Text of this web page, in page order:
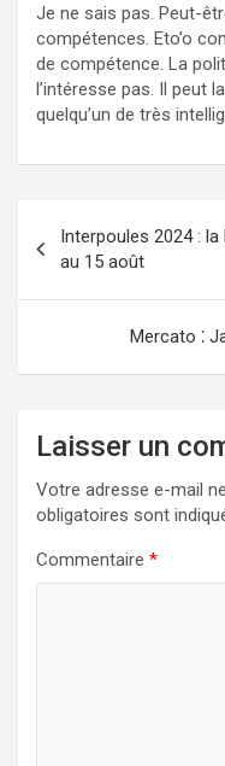
Je ne sais pas. Peut-
compétences. Eto’o
de compétence. La
l’intéresse pas. Il peut
quelqu’un de très
de
l’article
Interpoules 2024 :
au 15 août
Mercato ⁚
Laisser un
Votre adresse e-mail
obligatoires sont
Commentaire *